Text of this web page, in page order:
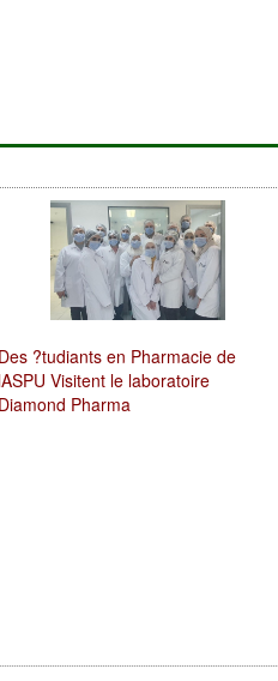
Des ?tudiants en Pharmacie de
lASPU Visitent le laboratoire
Diamond Pharma